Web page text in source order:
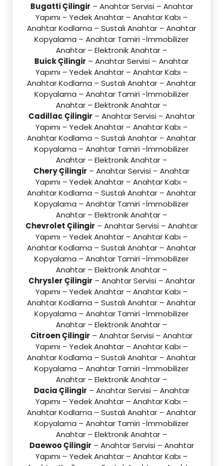
Bugatti Çilingir – Anahtar Servisi – Anahtar
Yapımı – Yedek Anahtar – Anahtar Kabı –
Anahtar Kodlama – Sustalı Anahtar – Anahtar
Kopyalama – Anahtar Tamiri -İmmobilizer
Anahtar – Elektronik Anahtar –
Buick Çilingir – Anahtar Servisi – Anahtar
Yapımı – Yedek Anahtar – Anahtar Kabı –
Anahtar Kodlama – Sustalı Anahtar – Anahtar
Kopyalama – Anahtar Tamiri -İmmobilizer
Anahtar – Elektronik Anahtar –
Cadillac Çilingir – Anahtar Servisi – Anahtar
Yapımı – Yedek Anahtar – Anahtar Kabı –
Anahtar Kodlama – Sustalı Anahtar – Anahtar
Kopyalama – Anahtar Tamiri -İmmobilizer
Anahtar – Elektronik Anahtar –
Chery Çilingir – Anahtar Servisi – Anahtar
Yapımı – Yedek Anahtar – Anahtar Kabı –
Anahtar Kodlama – Sustalı Anahtar – Anahtar
Kopyalama – Anahtar Tamiri -İmmobilizer
Anahtar – Elektronik Anahtar –
Chevrolet Çilingir – Anahtar Servisi – Anahtar
Yapımı – Yedek Anahtar – Anahtar Kabı –
Anahtar Kodlama – Sustalı Anahtar – Anahtar
Kopyalama – Anahtar Tamiri -İmmobilizer
Anahtar – Elektronik Anahtar –
Chrysler Çilingir – Anahtar Servisi – Anahtar
Yapımı – Yedek Anahtar – Anahtar Kabı –
Anahtar Kodlama – Sustalı Anahtar – Anahtar
Kopyalama – Anahtar Tamiri -İmmobilizer
Anahtar – Elektronik Anahtar –
Citroen Çilingir – Anahtar Servisi – Anahtar
Yapımı – Yedek Anahtar – Anahtar Kabı –
Anahtar Kodlama – Sustalı Anahtar – Anahtar
Kopyalama – Anahtar Tamiri -İmmobilizer
Anahtar – Elektronik Anahtar –
Dacia Çilingir – Anahtar Servisi – Anahtar
Yapımı – Yedek Anahtar – Anahtar Kabı –
Anahtar Kodlama – Sustalı Anahtar – Anahtar
Kopyalama – Anahtar Tamiri -İmmobilizer
Anahtar – Elektronik Anahtar –
Daewoo Çilingir – Anahtar Servisi – Anahtar
Yapımı – Yedek Anahtar – Anahtar Kabı –